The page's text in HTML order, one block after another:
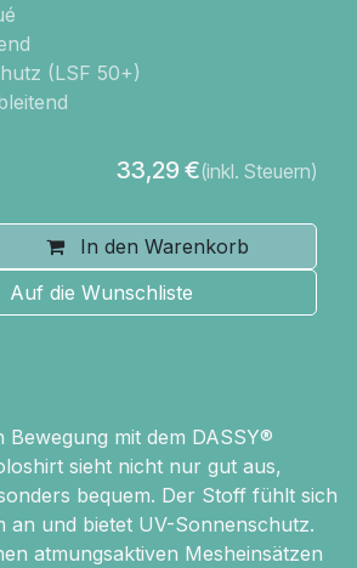
(LSF 50+)
In den Warenkorb
Auf die Wunschliste
33,29 €(inkl. Steuern)
Bewegung mit dem DASSY®
sieht nicht nur gut aus,
bequem. Der Stoff fühlt sich
an und bietet UV-Sonnenschutz.
atmungsaktiven Mesheinsätzen